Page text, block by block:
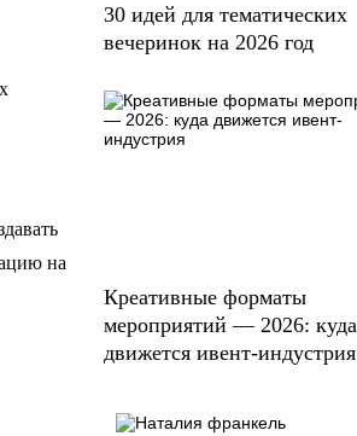
на
30 идей для тематических
вечеринок на 2026 год
Креативные форматы
мероприятий — 2026: куда
движется ивент-индустрия